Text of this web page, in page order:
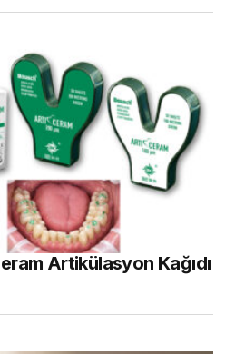
Artikülasyon Kağıdı